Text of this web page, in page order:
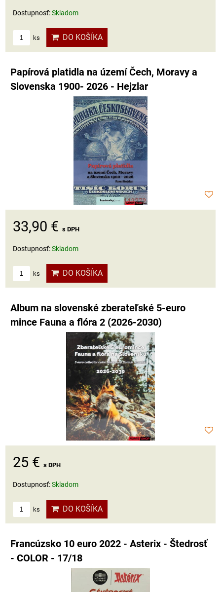
Dostupnosť:Skladom
ks DO KOŠÍKA
Papírová platidla na území Čech, Moravy a
Slovenska 1900- 2026 - Hejzlar
33,90 € s DPH
Dostupnosť:Skladom
ks DO KOŠÍKA
Album na slovenské zberateľské 5-euro
mince Fauna a flóra 2 (2026-2030)
25 € s DPH
Dostupnosť:Skladom
ks DO KOŠÍKA
Francúzsko 10 euro 2022 - Asterix - Štedrosť
- COLOR - 17/18